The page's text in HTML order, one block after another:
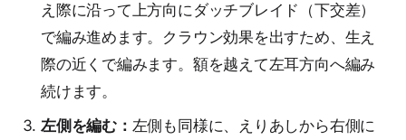
え際に沿って上方向にダッチブレイド（下交差）
で編み進めます。クラウン効果を出すため、生え
際の近くで編みます。額を越えて左耳方向へ編み
続けます。
左側を編む： 左側も同様に、えりあしから右側に